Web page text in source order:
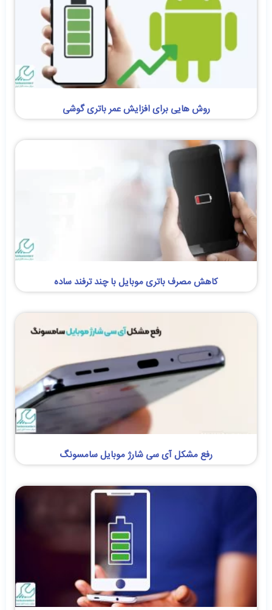
روش هایی برای افزایش عمر باتری گوشی
کاهش مصرف باتری موبایل با چند ترفند ساده
رفع مشکل آی سی شارژ موبایل سامسونگ